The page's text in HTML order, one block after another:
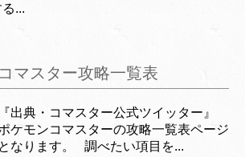
...
マスター攻略一覧表
『出典・コマスター公式ツイッター』
ケモンコマスターの攻略一覧表ページ
となります。 調べたい項目を...